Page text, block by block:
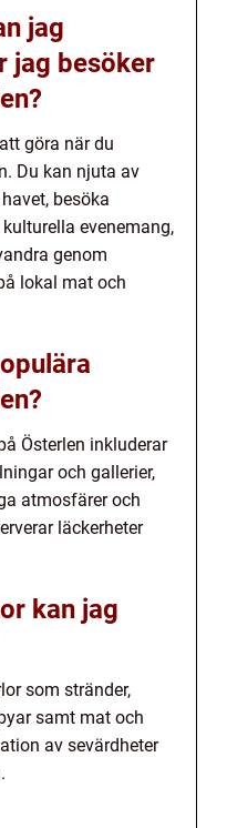
jag
jag besöker
göra när du
Du kan njuta av
besöka
evenemang,
genom
lokal mat och
Österlen inkluderar
och gallerier,
atmosfärer och
läckerheter
kan jag
som stränder,
samt mat och
av sevärdheter